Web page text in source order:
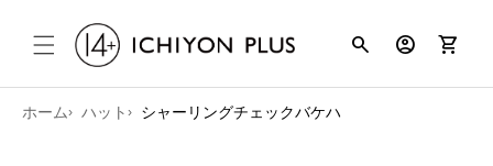
コンテンツ
に進む
search account_circle shopping_cart
ホーム ハット シャーリングチェックバケハ